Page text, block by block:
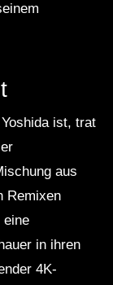
ist, trat
aus
Remixen
eine
in ihren
4K-